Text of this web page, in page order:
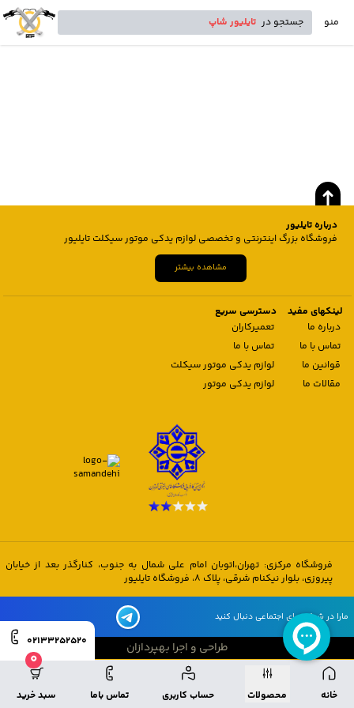
منو جستجو در تایلیور شاپ
خانه محصولات حساب کاربری تماس باما
0
سبد خرید
02133252520
درباره تایلیور
فروشگاه بزرگ اینترنتی و تخصصی لوازم یدکی موتور سیکلت تایلیور
مشاهده بیشتر
لینکهای مفید
درباره ما
تماس با ما
قوانین ما
مقالات ما
دسترسی سریع
تعمیرکاران
تماس با ما
لوازم یدکی موتور سیکلت
لوازم یدکی موتور
فروشگاه مرکزی: تهران،اتوبان امام علی شمال به جنوب، کنارگذر بعد از خیابان
پیروزی، بلوار نیکنام شرقی، پلاک 8، فروشگاه تایلیور
مارا در شبکه های اجتماعی دنبال کنید
طراحی و اجرا بهپردازان
طراحی و اجرا بهپردازان